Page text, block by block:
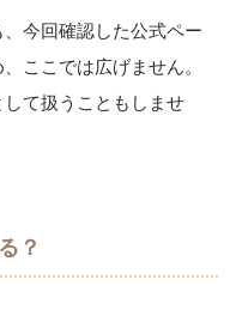
今回確認した公式ペー
ここでは広げません。
て扱うこともしませ
？